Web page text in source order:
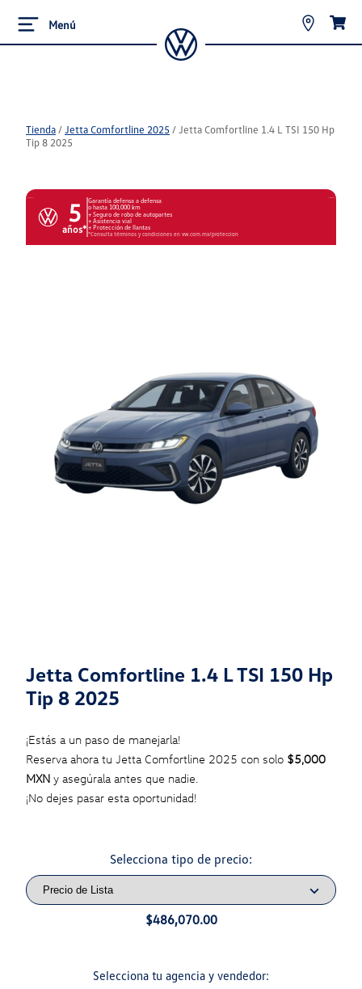
Menú
Tienda /Jetta Comfortline 2025 /Jetta Comfortline 1.4 L TSI 150 Hp
Tip 8 2025
5
años*
Garantía defensa a defensa
o hasta 100,000 km
Seguro de robo de autopartes
Asistencia vial
Protección de llantas
*Consulta términos y condiciones en vw.com.mx/proteccion
Jetta Comfortline 1.4 L TSI 150 Hp
Tip 8 2025
¡Estás a un paso de manejarla!
Reserva ahora tu Jetta Comfortline 2025 con solo $5,000
MXN y asegúrala antes que nadie.
¡No dejes pasar esta oportunidad!
Selecciona tipo de precio:
$486,070.00
Selecciona tu agencia y vendedor: